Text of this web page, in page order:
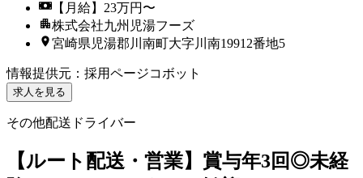
【月給】23万円〜
株式会社九州児湯フーズ
宮崎県児湯郡川南町大字川南19912番地5
情報提供元 ： 採用ページコボット
求人を見る
その他配送ドライバー
【ルート配送・営業】賞与年3回◎未経